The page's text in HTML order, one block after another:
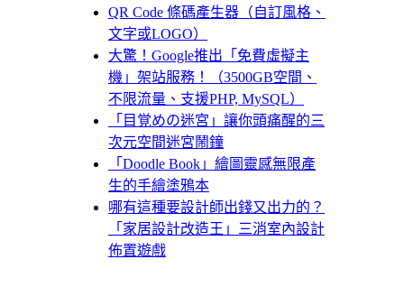
QR Code 條碼產生器（自訂風格、
文字或LOGO）
大驚！Google推出「免費虛擬主
機」架站服務！（3500GB空間、
不限流量、支援PHP, MySQL）
「目覚めの迷宮」讓你頭痛醒的三
次元空間迷宮鬧鐘
「Doodle Book」繪圖靈感無限產
生的手繪塗鴉本
哪有這種要設計師出錢又出力的？
「家居設計改造王」三消室內設計
佈置遊戲